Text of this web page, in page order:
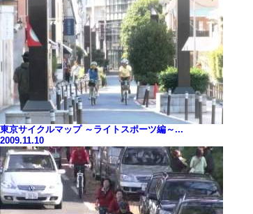
東京サイクルマップ ～ライトスポーツ編～...
2009.11.10